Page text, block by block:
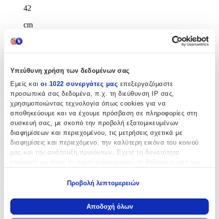
Υπεύθυνη χρήση των δεδομένων σας
Εμείς και οι 1022 συνεργάτες μας επεξεργαζόμαστε
προσωπικά σας δεδομένα, π.χ. τη διεύθυνση IP σας,
χρησιμοποιώντας τεχνολογία όπως cookies για να
αποθηκεύουμε και να έχουμε πρόσβαση σε πληροφορίες στη
συσκευή σας, με σκοπό την προβολή εξατομικευμένων
διαφημίσεων και περιεχομένου, τις μετρήσεις σχετικά με
διαφημίσεις και περιεχόμενο, την καλύτερη εικόνα του κοινού
μας και την ανάπτυξη προϊόντων. Έχετε τη δυνατότητα
Να συλλέξουμε πληροφορίες σχετικά με τη γεωγραφική
σας τοποθεσία, οι οποίες μπορεί να είναι ακριβείς σε
Προβολή λεπτομερειών
Αποδοχή όλων
42
cm
Χαρακτηριστικά
Κατασκευαστής :
OEM
Βασικά Χαρακτηριστικά